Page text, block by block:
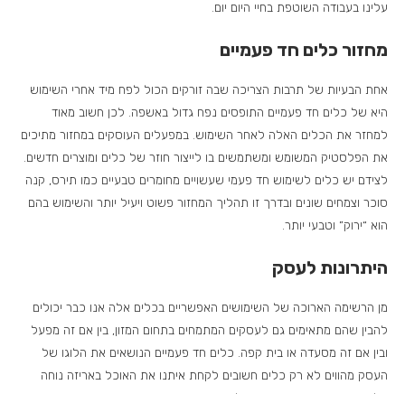
עלינו בעבודה השוטפת בחיי היום יום.
מחזור כלים חד פעמיים
אחת הבעיות של תרבות הצריכה שבה זורקים הכול לפח מיד אחרי השימוש
היא של כלים חד פעמיים התופסים נפח גדול באשפה. לכן חשוב מאוד
למחזר את הכלים האלה לאחר השימוש. במפעלים העוסקים במחזור מתיכים
את הפלסטיק המשומש ומשתמשים בו לייצור חוזר של כלים ומוצרים חדשים.
לצידם יש כלים לשימוש חד פעמי שעשויים מחומרים טבעיים כמו תירס, קנה
סוכר וצמחים שונים ובדרך זו תהליך המחזור פשוט ויעיל יותר והשימוש בהם
הוא “ירוק” וטבעי יותר.
היתרונות לעסק
מן הרשימה הארוכה של השימושים האפשריים בכלים אלה אנו כבר יכולים
להבין שהם מתאימים גם לעסקים המתמחים בתחום המזון, בין אם זה מפעל
ובין אם זה מסעדה או בית קפה. כלים חד פעמיים הנושאים את הלוגו של
העסק מהווים לא רק כלים חשובים לקחת איתנו את האוכל באריזה נוחה